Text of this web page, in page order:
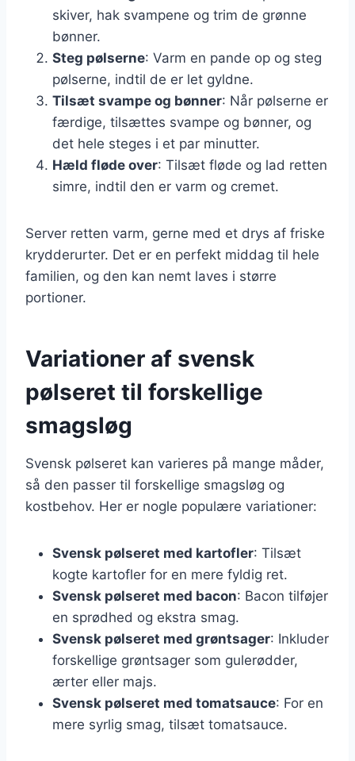
skiver, hak svampene og trim de grønne
bønner.
Steg pølserne: Varm en pande op og steg
pølserne, indtil de er let gyldne.
Tilsæt svampe og bønner: Når pølserne er
færdige, tilsættes svampe og bønner, og
det hele steges i et par minutter.
Hæld fløde over: Tilsæt fløde og lad retten
simre, indtil den er varm og cremet.
Server retten varm, gerne med et drys af friske
krydderurter. Det er en perfekt middag til hele
familien, og den kan nemt laves i større
portioner.
Variationer af svensk
pølseret til forskellige
smagsløg
Svensk pølseret kan varieres på mange måder,
så den passer til forskellige smagsløg og
kostbehov. Her er nogle populære variationer:
Svensk pølseret med kartofler: Tilsæt
kogte kartofler for en mere fyldig ret.
Svensk pølseret med bacon: Bacon tilføjer
en sprødhed og ekstra smag.
Svensk pølseret med grøntsager: Inkluder
forskellige grøntsager som gulerødder,
ærter eller majs.
Svensk pølseret med tomatsauce: For en
mere syrlig smag, tilsæt tomatsauce.